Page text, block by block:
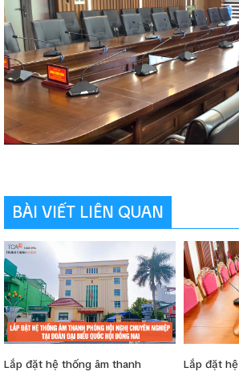
BÀI VIẾT LIÊN QUAN
Lắp đặt hệ thống âm thanh Lắp đặt